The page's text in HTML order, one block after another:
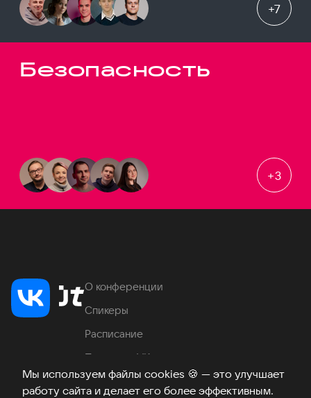
Мы используем файлы cookies 🍪 — это улучшает
работу сайта и делает его более эффективным.
+7
Безопасность
+3
О конференции
Спикеры
Расписание
Продукты VK
Место проведения